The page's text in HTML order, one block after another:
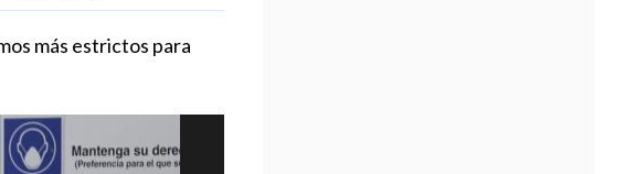
más estrictos para